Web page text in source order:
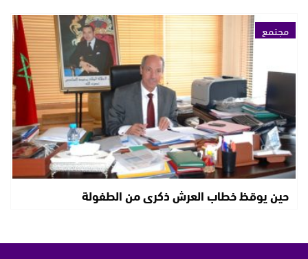
مجتمع
حين يوقظ خطاب العرش ذكرى من الطفولة